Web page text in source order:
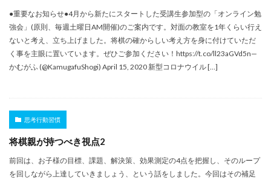
●重要なお知らせ●4月から新たにスタートした受講生参加型の「オンライン勉
強会」(原則、毎週土曜日AM開催)のご案内です。対面の教室を1年くらい行え
ないと考え、立ち上げました。将棋の確からしい考え方を身に付けていただ
く事を主眼に置いています。ぜひご参加ください！https://t.co/ll23aGVd5n—
かむがふ (@KamugafuShogi) April 15, 2020 新型コロナウイル […]
思考行動習慣
将棋親が持つべき視点2
前回は、お子様の目標、課題、解決策、効果測定の4点を把握し、そのループ
を回しながら上達していきましょう、という話をしました。今回はその補足